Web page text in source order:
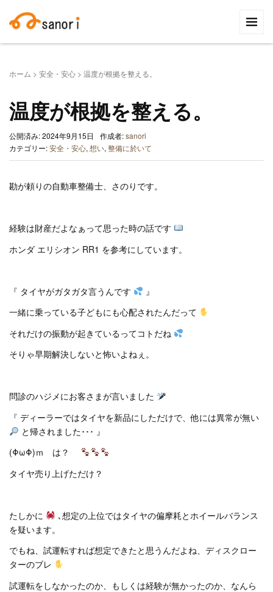
索:
ホーム > 安全・安心 > 温度が根拠を整える。
温度が根拠を整える。
公開済み: 2024年9月15日 作成者:sanori
カテゴリー:安全・安心, 想い, 整備に於いて
勘が頼りの自動車整備士、さのりです。
経験は財産だよなぁって思った時の話です
ホンダ エリシオン RR1 を参考にしています。
『 タイヤがガタガタ言うんです
』
一緒に乗っている子どもにも心配されたんだって
それだけの振動が起きているってコトだね
そりゃ早期解決しないと怖いよねぇ。
問診のハジメにお客さまが言いました
『 ディーラーではタイヤを新品にしただけで、他には異常が無い
と帰されました･･･ 』
(ΦωΦ)ｍ は？
タイヤ売り上げただけ？
たしかに
､想定の上位ではタイヤの偏摩耗とホイールバランス
を疑います。
でもね、試運転すれば想定できたと思うんだよね、ディスクロー
ターのブレ
試運転をしなかったのか、もしくは経験が無かったのか、なんら